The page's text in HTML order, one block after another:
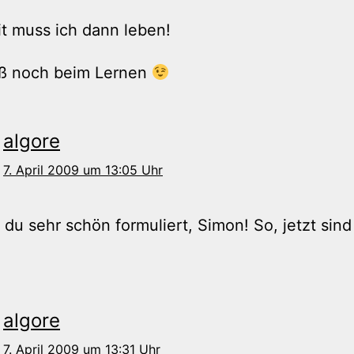
muss ich dann leben!
noch beim Lernen
algore
7. April 2009 um 13:05 Uhr
du sehr schön formuliert, Simon! So, jetzt
algore
7. April 2009 um 13:31 Uhr